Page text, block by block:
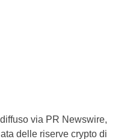
via PR Newswire,
delle riserve crypto di